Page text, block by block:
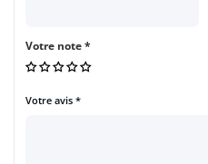
Votre note*
Votre avis *